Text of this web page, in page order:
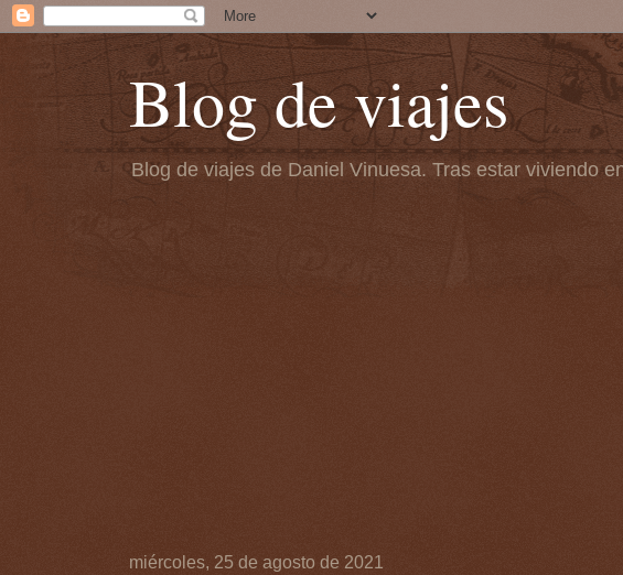
Blog de viajes
Blog de viajes de Daniel Vinuesa. Tras estar viviendo
miércoles, 25 de agosto de 2021